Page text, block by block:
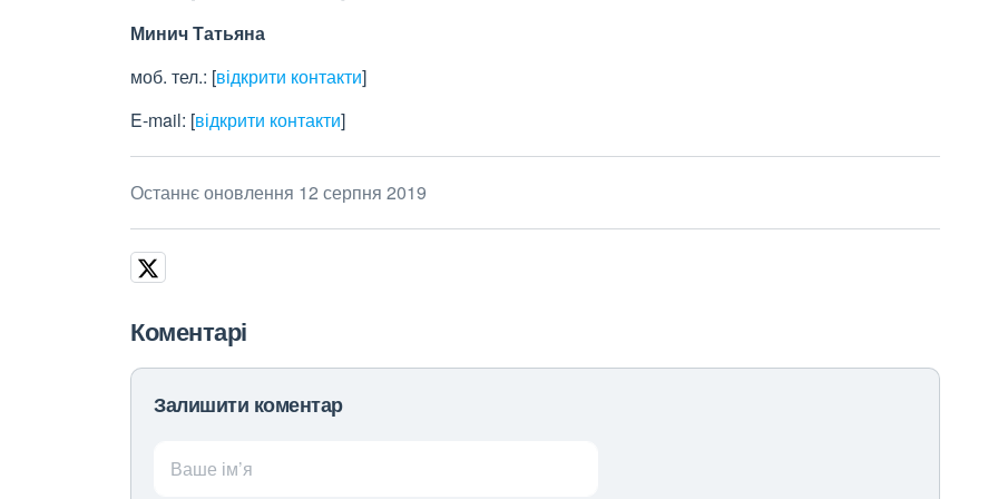
Минич Татьяна
моб. тел.: [відкрити контакти]
E-mail: [відкрити контакти]
Останнє оновлення 12 серпня 2019
Коментарі
Залишити коментар
Ваше ім’я